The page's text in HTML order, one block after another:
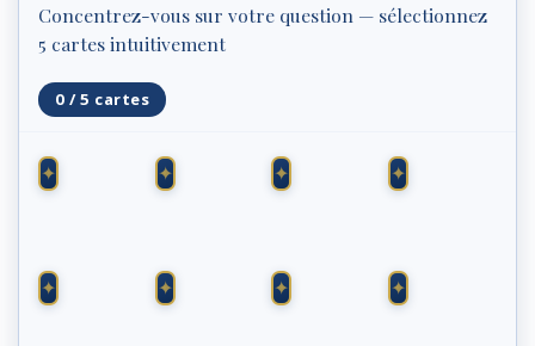
Concentrez-vous sur votre question — sélectionnez
5 cartes intuitivement
0 / 5 cartes
♣
7
♣
8
♣
10
♥
DAME
♦
AS
♠
7
♥
ROI
♣
ROI